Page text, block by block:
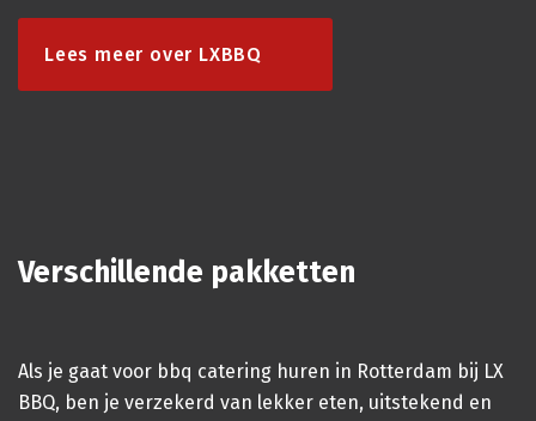
Lees meer over LXBBQ
Verschillende pakketten
Als je gaat voor bbq catering huren in Rotterdam bij LX
BBQ, ben je verzekerd van lekker eten, uitstekend en